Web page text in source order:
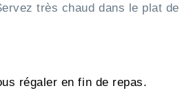
très chaud dans le plat de
régaler en fin de repas.